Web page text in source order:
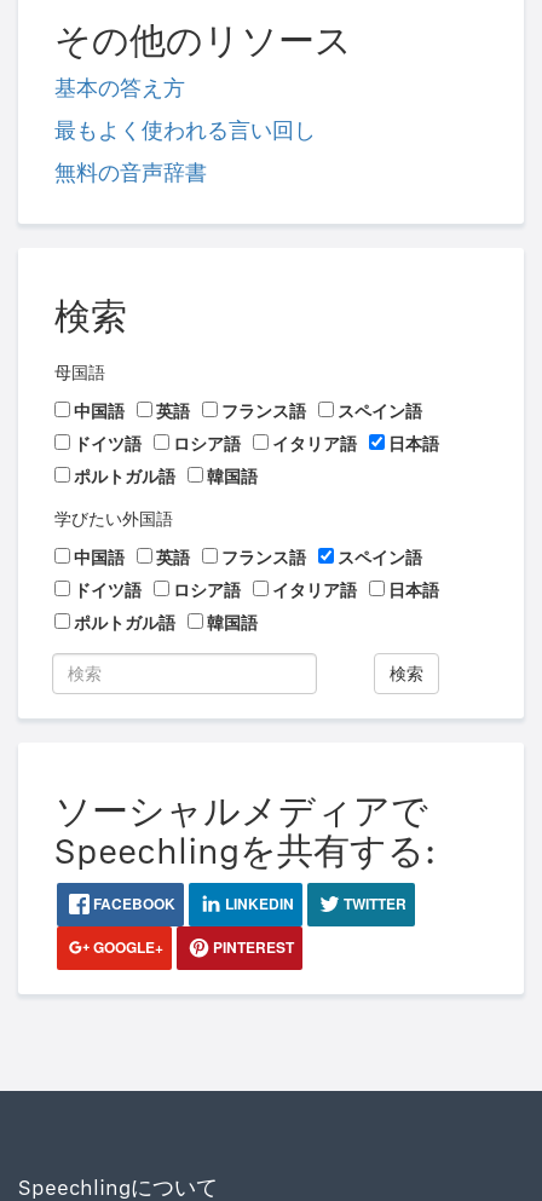
その他のリソース
基本の答え方
最もよく使われる言い回し
無料の音声辞書
検索
母国語
中国語
英語 フランス語
スペイン語
ドイツ語
ロシア語 イタリア語
日本語
ポルトガル語
韓国語
学びたい外国語
中国語
英語 フランス語
スペイン語
ドイツ語
ロシア語 イタリア語
日本語
ポルトガル語
韓国語
検索
ソーシャルメディアで
Speechlingを共有する:
FACEBOOK LINKEDIN
TWITTER
GOOGLE+
PINTEREST
Speechlingについて